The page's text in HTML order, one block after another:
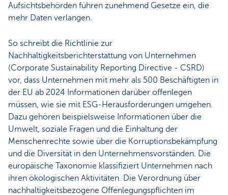
Aufsichtsbehörden führen zunehmend Gesetze ein, die
mehr Daten verlangen.
So schreibt die Richtlinie zur
Nachhaltigkeitsberichterstattung von Unternehmen
(Corporate Sustainability Reporting Directive - CSRD)
vor, dass Unternehmen mit mehr als 500 Beschäftigten in
der EU ab 2024 Informationen darüber offenlegen
müssen, wie sie mit ESG-Herausforderungen umgehen.
Dazu gehören beispielsweise Informationen über die
Umwelt, soziale Fragen und die Einhaltung der
Menschenrechte sowie über die Korruptionsbekämpfung
und die Diversität in den Unternehmensvorständen. Die
europäische Taxonomie klassifiziert Unternehmen nach
ihren ökologischen Aktivitäten. Die Verordnung über
nachhaltigkeitsbezogene Offenlegungspflichten im